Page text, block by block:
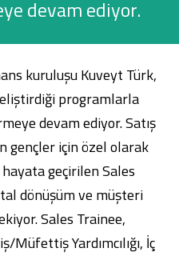
devam ediyor.
kuruluşu Kuveyt Türk,
programlarla
devam ediyor. Satış
gençler için özel olarak
geçirilen Sales
dönüşüm ve müşteri
Sales Trainee,
Yardımcılığı, İç